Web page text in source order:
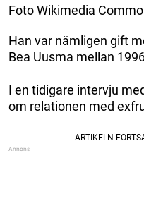
Foto Wikimedia
Han var nämligen gift
Bea Uusma mellan
I en tidigare intervju
om relationen med